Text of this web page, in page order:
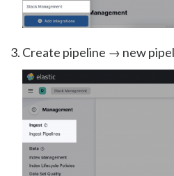
Create pipeline → new